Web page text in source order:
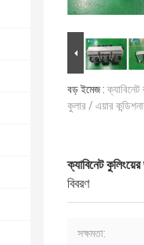
বড় ইমেজ :
কুলার / এয়ার
ক্যাবিনেট
বিবরণ
সক্ষমতা: